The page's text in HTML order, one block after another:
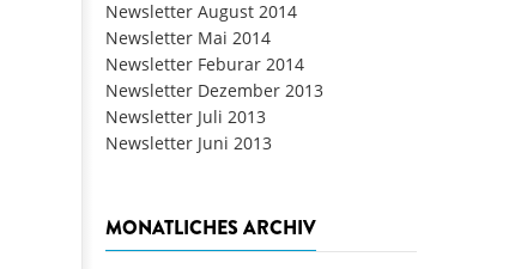
Newsletter August 2014
Newsletter Mai 2014
Newsletter Feburar 2014
Newsletter Dezember 2013
Newsletter Juli 2013
Newsletter Juni 2013
MONATLICHES ARCHIV